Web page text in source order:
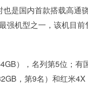
是国内首款搭载高通
强机型之一，该机目
），名列第5位；有
，第9名）和红米4X